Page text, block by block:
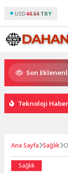
USD44.64 TRY
Son
Kaybetti: Kuzey
Teknoloji
Ana Sayfa Sağlık
Sağlık